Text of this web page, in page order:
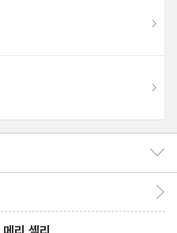
물이라는 관점, 남성 중심의 사
찍한 결과를 소설로 담아낸 것
창조자가 이해하지 못하는 엄청
가 활발해지고 있다. 오늘날 세
슈타인 실험’이 결국 인류를 어
지성 클래식에서는 『프랑켄슈타
꼼꼼한 번역과 깊은 해제를 담